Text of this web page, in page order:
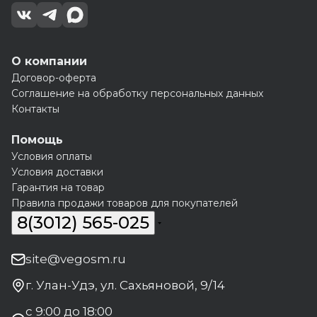
О компании
Договор-оферта
Соглашение на обработку персональных данных
Контакты
Помощь
Условия оплаты
Условия доставки
Гарантия на товар
Правила продажи товаров для покупателей
8(3012) 565-025
site@vegosm.ru
г. Улан-Удэ, ул. Сахьяновой, 9/14
с 9:00 до 18:00